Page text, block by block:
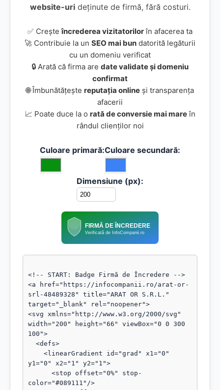
website-urideținute de firmă, fără costuri.
✅ Creșteîncrederea vizitatorilorîn afacerea ta
🚀 Contribuie la un SEO mai bun datorită legăturii
cu un domeniu verificat
🔒 Arată că firma are date validate și domeniu
confirmat
🌐 Îmbunătățește reputația online și transparența
afacerii
📈 Poate duce la o rată de conversie mai mareîn
rândul clienților noi
Culoare primară:Culoare secundară:
Dimensiune (px):
FIRMĂ DE ÎNCREDERE
Verificată de InfoCompanii.ro
<!-- START: Badge Firmă de Încredere -->
<a href="https://infocompanii.ro/arat-or-
srl-48489328" title="ARAT OR S.R.L."
target="_blank" rel="noopener">
<svg xmlns="http://www.w3.org/2000/svg"
width="200" height="66" viewBox="0 0 300
100">
y1="0" x2="1" y2="1">
color="#089111"/>